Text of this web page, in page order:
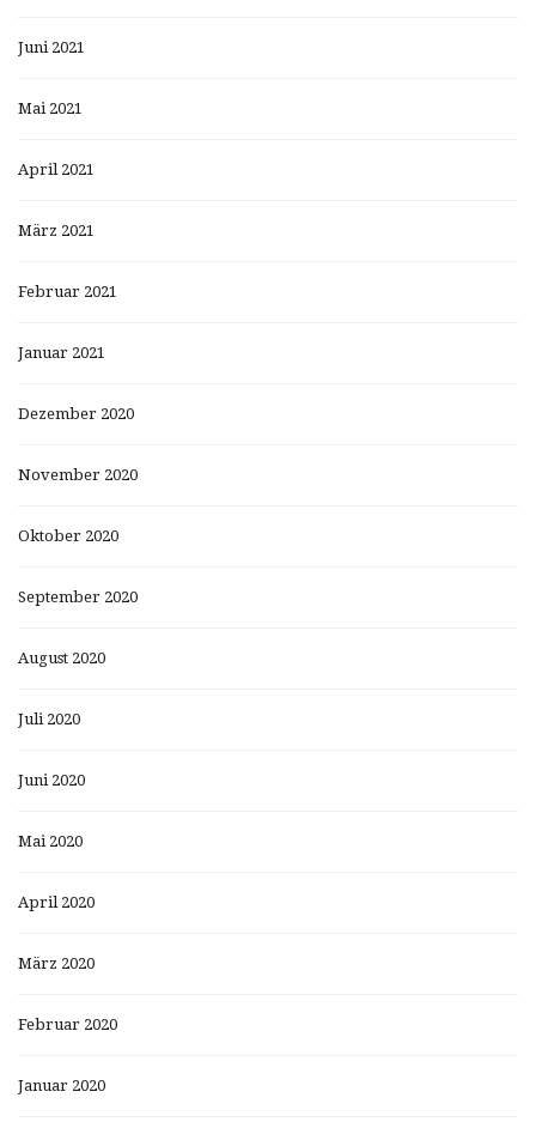
Juni 2021
Mai 2021
April 2021
März 2021
Februar 2021
Januar 2021
Dezember 2020
November 2020
Oktober 2020
September 2020
August 2020
Juli 2020
Juni 2020
Mai 2020
April 2020
März 2020
Februar 2020
Januar 2020